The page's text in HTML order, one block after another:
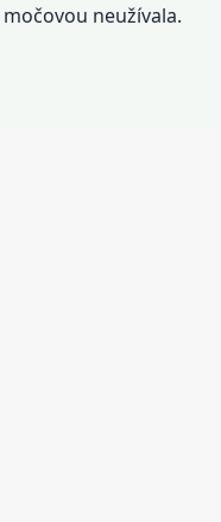
neužívala.